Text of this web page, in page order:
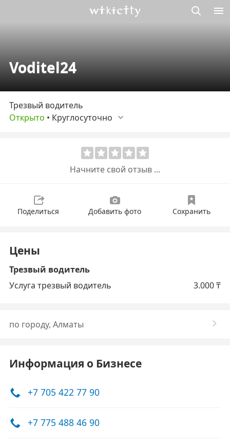
Voditel24
Трезвый водитель
Открыто • Круглосуточно
Начните свой отзыв ...
Поделиться Добавить фото Сохранить
Цены
Трезвый водитель
Услуга трезвый водитель
3.000₸
по городу, Алматы
Информация о Бизнесе
+7 705 422 77 90
+7 775 488 46 90